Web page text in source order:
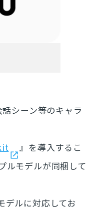
シーン等のキャラ
』を導入するこ
ルモデルが同梱して
ルに対応してお